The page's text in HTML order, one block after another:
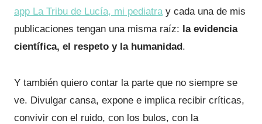
app La Tribu de Lucía, mi pediatray cada una de mis
publicaciones tengan una misma raíz: la evidencia
científica, el respeto y la humanidad.
Y también quiero contar la parte que no siempre se
ve. Divulgar cansa, expone e implica recibir críticas,
convivir con el ruido, con los bulos, con la